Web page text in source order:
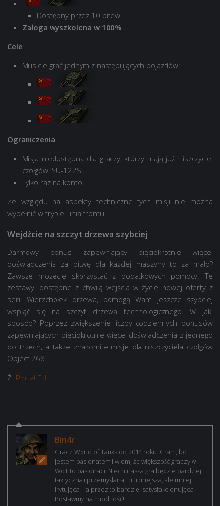
Dostępny przez 10 bitew.
Załoga wyszkolona w 100%
Cele
Musicie grać jednym z następujących pojazdów:
Ograniczenia
Misja niedostępna dla graczy, którzy mają już niszczyciel
czołgów ISU-122S
Tylko raz na konto.
Ze względu na aspekty techniczne tych misji nie można
wypełnić w trybie Linia frontu.
Wejdźcie na szczyt drzewa szybciej
Darmowy bonus zapewniający pięciokrotnie więcej
doświadczenia za bitwę dla każdej maszyny to za mało?
Zawsze możecie skorzystać z dodatkowych pomocy. Te
zestawy, dostępne z chwilą wejścia w życie nowej oferty z
serii Wierzchołek drzewa, pomogą Wam jeszcze szybciej
wspiąć się na szczyt drzewa technologicznego. W jaki
sposób? Poprzez zwiększenie liczby codziennych bonusów
zapewniających pięciokrotnie więcej doświadczenia z jednego
do trzech, a także znakomite misje dla niszczyciela czołgów
Object 268.
Ź: Portal EU
Bin4r
Gracz World of Tanks od 2014 roku. Gram, bo
jestem pasjonatem i wiem, że większość graczy w
WoT to pasjonaci. Niech nasza gra będzie bardziej
taktyczna i przemyślana. Trudniejsza, ale mniej
irytująca – a przez to bardziej satysfakcjonująca.
Postawmy na miodność!